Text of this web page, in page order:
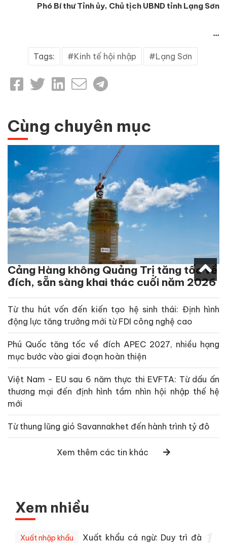
Phó Bí thư Tỉnh ủy, Chủ tịch UBND tỉnh Lạng Sơn
...
Tags: Kinh tế hội nhập Lạng Sơn
Cùng chuyên mục
Cảng Hàng không Quảng Trị tăng tốc về
đích, sẵn sàng khai thác cuối năm 2026
Từ thu hút vốn đến kiến tạo hệ sinh thái: Định hình
động lực tăng trưởng mới từ FDI công nghệ cao
Phú Quốc tăng tốc về đích APEC 2027, nhiều hạng
mục bước vào giai đoạn hoàn thiện
Việt Nam - EU sau 6 năm thực thi EVFTA: Từ dấu ấn
thương mại đến định hình tầm nhìn hội nhập thế hệ
mới
Từ thung lũng gió Savannakhet đến hành trình tỷ đô
Xem thêm các tin khác
Xem nhiều
Xuất nhập khẩu
Xuất khẩu cá ngừ: Duy trì đà